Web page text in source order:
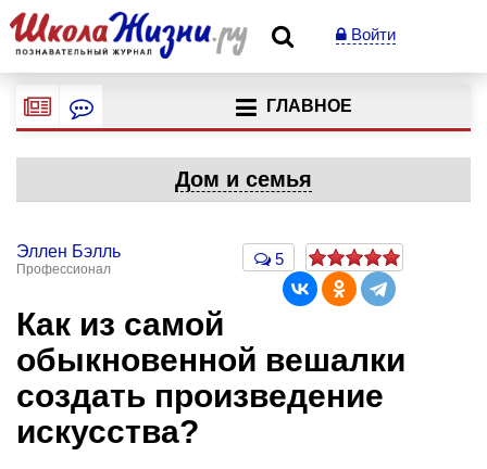
Войти
ГЛАВНОЕ
Дом и семья
Эллен Бэлль
Профессионал
5
Как из самой
обыкновенной вешалки
создать произведение
искусства?